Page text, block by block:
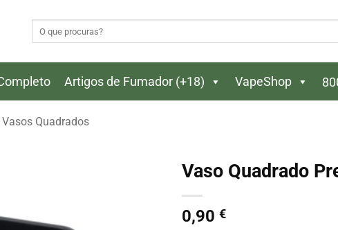
Artigos de Fumador (+18) VapeShop
Vasos Quadrados
Vaso Quadrado
0,90 €